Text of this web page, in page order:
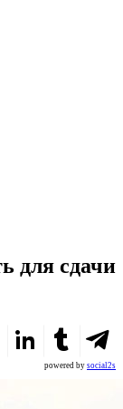
для сдачи
powered by social2s